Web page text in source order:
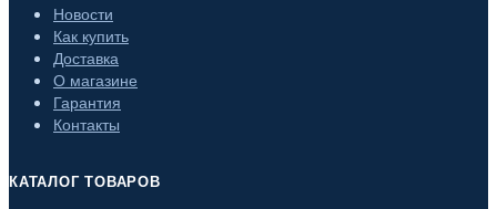
Новости
Как купить
Доставка
О магазине
Гарантия
Контакты
КАТАЛОГ ТОВАРОВ